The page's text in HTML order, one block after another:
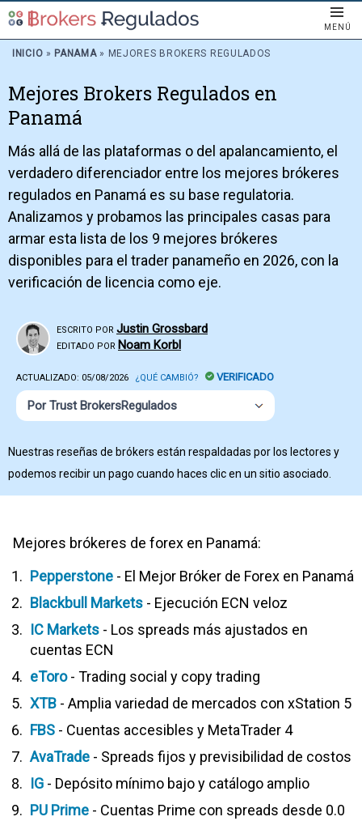
MENÚ
INICIO » PANAMA» MEJORES BROKERS REGULADOS
Mejores Brokers Regulados en
Panamá
Más allá de las plataformas o del apalancamiento, el
verdadero diferenciador entre los mejores brókeres
regulados en Panamá es su base regulatoria.
Analizamos y probamos las principales casas para
armar esta lista de los 9 mejores brókeres
disponibles para el trader panameño en 2026, con la
verificación de licencia como eje.
ESCRITO POR Justin Grossbard
EDITADO POR Noam Korbl
ACTUALIZADO: 05/08/2026 ¿QUÉ CAMBIÓ? VERIFICADO
Por Trust BrokersRegulados
Nuestras reseñas de brókers están respaldadas por los lectores y
podemos recibir un pago cuando haces clic en un sitio asociado.
Mejores brókeres de forex en Panamá:
Pepperstone - El Mejor Bróker de Forex en Panamá
Blackbull Markets - Ejecución ECN veloz
IC Markets - Los spreads más ajustados en
cuentas ECN
eToro- Trading social y copy trading
XTB - Amplia variedad de mercados con xStation 5
FBS - Cuentas accesibles y MetaTrader 4
AvaTrade - Spreads fijos y previsibilidad de costos
IG - Depósito mínimo bajo y catálogo amplio
PU Prime - Cuentas Prime con spreads desde 0.0